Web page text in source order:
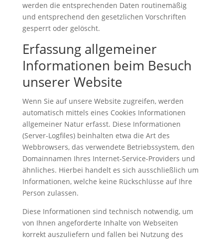
werden die entsprechenden Daten routinemäßig
und entsprechend den gesetzlichen Vorschriften
gesperrt oder gelöscht.
Erfassung allgemeiner
Informationen beim Besuch
unserer Website
Wenn Sie auf unsere Website zugreifen, werden
automatisch mittels eines Cookies Informationen
allgemeiner Natur erfasst. Diese Informationen
(Server-Logfiles) beinhalten etwa die Art des
Webbrowsers, das verwendete Betriebssystem, den
Domainnamen Ihres Internet-Service-Providers und
ähnliches. Hierbei handelt es sich ausschließlich um
Informationen, welche keine Rückschlüsse auf Ihre
Person zulassen.
Diese Informationen sind technisch notwendig, um
von Ihnen angeforderte Inhalte von Webseiten
korrekt auszuliefern und fallen bei Nutzung des